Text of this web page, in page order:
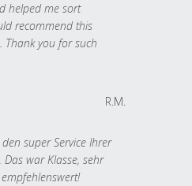
helped me sort
recommend this
Thank you for such
R.M.
super Service Ihrer
war Klasse, sehr